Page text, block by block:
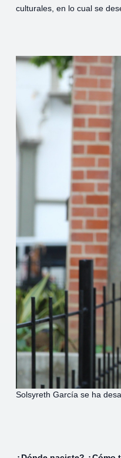
culturales, en lo cual se
Solsyreth García se ha